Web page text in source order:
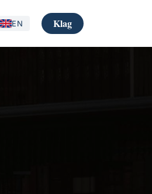
EN Klag